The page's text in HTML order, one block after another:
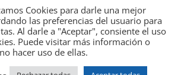
ENVIAR
Cookies para darle una mejor
las preferencias del usuario para
Al darle a "Aceptar", consiente el uso
Puede visitar más información o
hacer uso de ellas.